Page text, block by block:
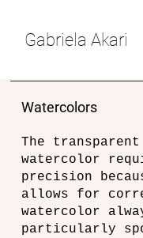
Gabriela Akari
The
watercolor
precision
allows for
watercolor
particularly
Watercolors